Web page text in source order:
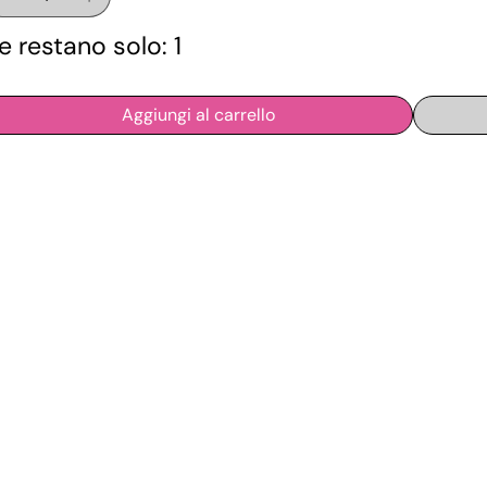
restano solo: 1
Aggiungi al carrello